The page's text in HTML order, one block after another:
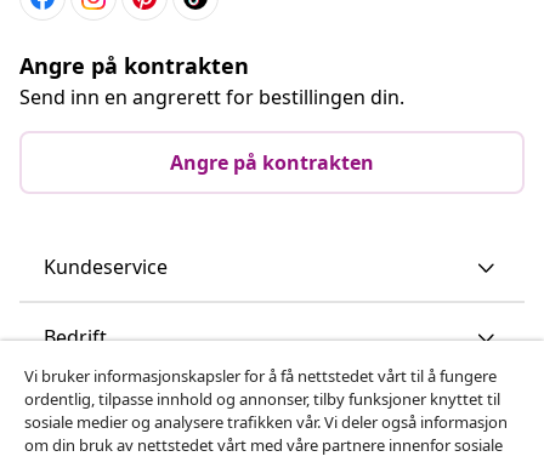
Angre på kontrakten
Send inn en angrerett for bestillingen din.
Angre på kontrakten
Kundeservice
Bedrift
vidaXL
Vi bruker informasjonskapsler for å få nettstedet vårt til å fungere
ordentlig, tilpasse innhold og annonser, tilby funksjoner knyttet til
sosiale medier og analysere trafikken vår. Vi deler også informasjon
om din bruk av nettstedet vårt med våre partnere innenfor sosiale